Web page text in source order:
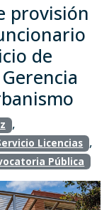
provisión
de
,
Licencias ,
Pública